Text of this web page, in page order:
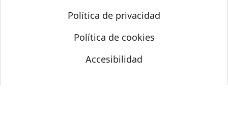
Política de privacidad
Política de cookies
Accesibilidad